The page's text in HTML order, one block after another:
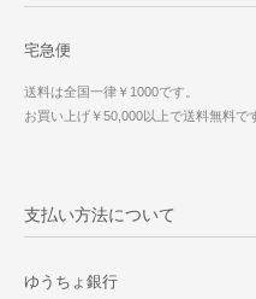
宅急便
送料は全国一律￥1000です。
お買い上げ￥50,000以上で送料無料で
支払い方法について
ゆうちょ銀行